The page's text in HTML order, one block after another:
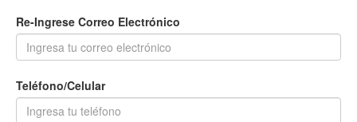
Re-Ingrese Correo Electrónico
Teléfono/Celular